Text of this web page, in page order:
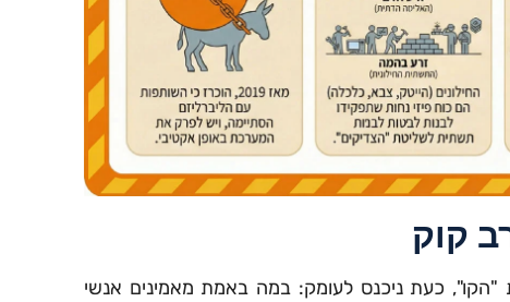
קוק
כעת ניכנס לעומק: במה באמת מאמינים אנשי